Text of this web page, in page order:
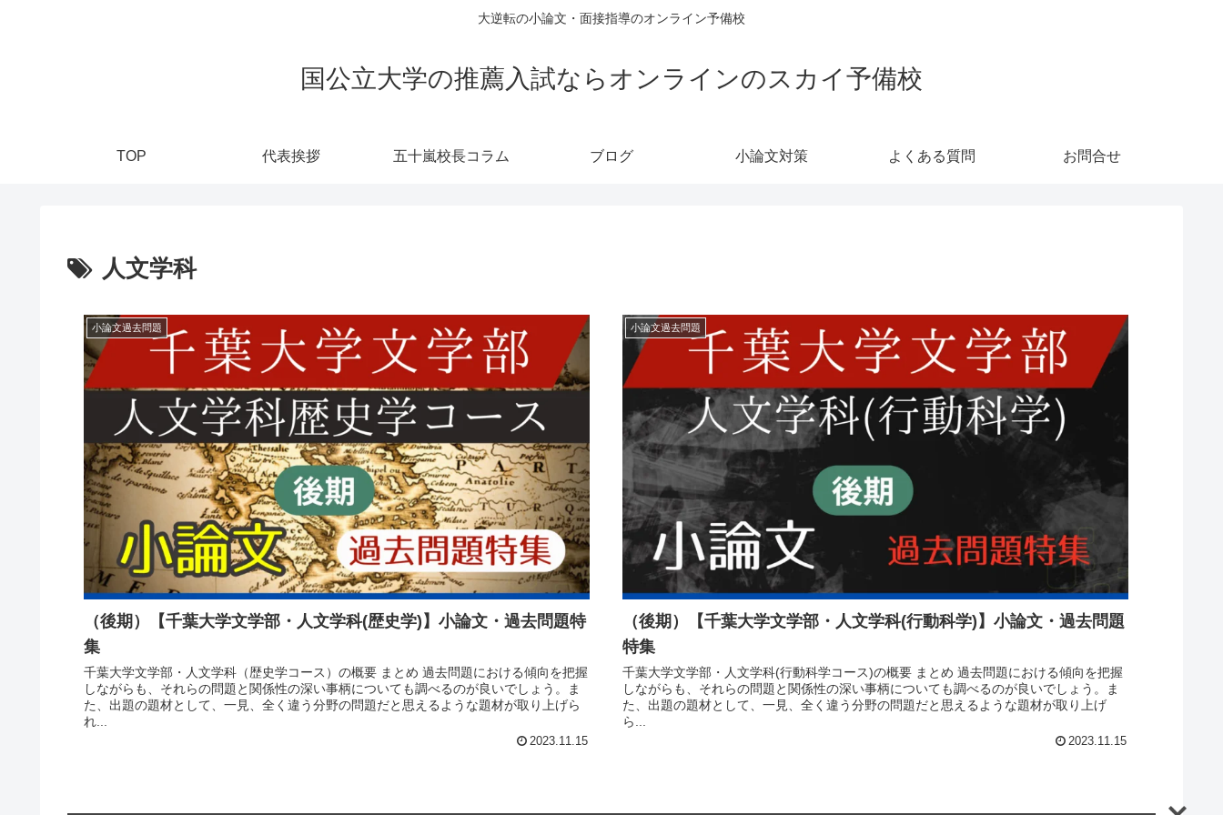
大逆転の小論文・面接指導のオンライン予備校
国公立大学の推薦入試ならオンラインのスカイ予備校
TOP 代表挨拶 五十嵐校長コラム ブログ 小論文対策 よくある質問 お問合せ
人文学科
小論文過去問題
（後期）【千葉大学文学部・人文学科(歴史学)】小論文・過去問題特
集
千葉大学文学部・人文学科（歴史学コース）の概要 まとめ 過去問題における傾向を把握
しながらも、それらの問題と関係性の深い事柄についても調べるのが良いでしょう。ま
た、出題の題材として、一見、全く違う分野の問題だと思えるような題材が取り上げら
れ...
2023.11.15
小論文過去問題
（後期）【千葉大学文学部・人文学科(行動科学)】小論文・過去問題
特集
千葉大学文学部・人文学科(行動科学コース)の概要 まとめ 過去問題における傾向を把握
しながらも、それらの問題と関係性の深い事柄についても調べるのが良いでしょう。ま
た、出題の題材として、一見、全く違う分野の問題だと思えるような題材が取り上げ
ら...
2023.11.15